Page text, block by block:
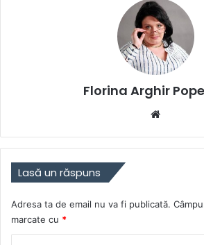
Florina Arghir
Lasă un răspuns
Adresa ta de email nu va fi publicată.
marcate cu *